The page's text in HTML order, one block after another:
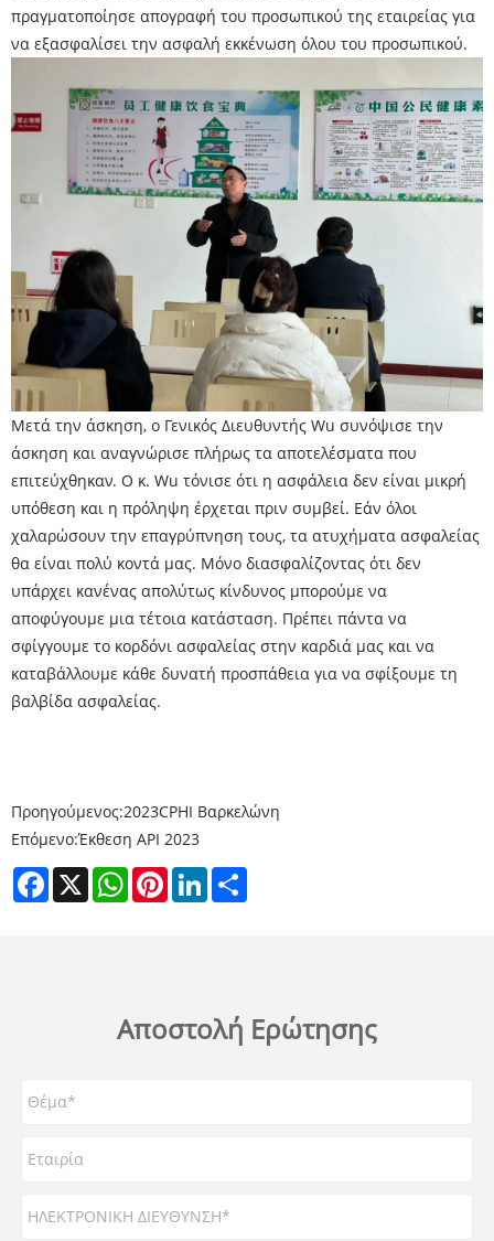
πραγματοποίησε απογραφή του προσωπικού της εταιρείας για
να εξασφαλίσει την ασφαλή εκκένωση όλου του προσωπικού.
Μετά την άσκηση, ο Γενικός Διευθυντής Wu συνόψισε την
άσκηση και αναγνώρισε πλήρως τα αποτελέσματα που
επιτεύχθηκαν. Ο κ. Wu τόνισε ότι η ασφάλεια δεν είναι μικρή
υπόθεση και η πρόληψη έρχεται πριν συμβεί. Εάν όλοι
χαλαρώσουν την επαγρύπνηση τους, τα ατυχήματα ασφαλείας
θα είναι πολύ κοντά μας. Μόνο διασφαλίζοντας ότι δεν
υπάρχει κανένας απολύτως κίνδυνος μπορούμε να
αποφύγουμε μια τέτοια κατάσταση. Πρέπει πάντα να
σφίγγουμε το κορδόνι ασφαλείας στην καρδιά μας και να
καταβάλλουμε κάθε δυνατή προσπάθεια για να σφίξουμε τη
βαλβίδα ασφαλείας.
Προηγούμενος:2023CPHI Βαρκελώνη
Επόμενο:Έκθεση API 2023
Facebook
X WhatsAppPinterestLinkedIn
Αποστολή Ερώτησης